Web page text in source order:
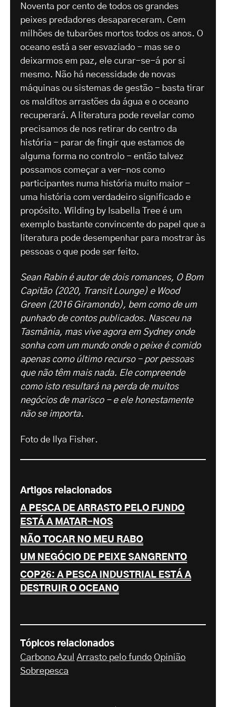
Noventa por cento de todos os grandes
peixes predadores desapareceram. Cem
milhões de tubarões mortos todos os anos. O
oceano está a ser esvaziado - mas se o
deixarmos em paz, ele curar-se-á por si
mesmo. Não há necessidade de novas
máquinas ou sistemas de gestão - basta tirar
os malditos arrastões da água e o oceano
recuperará. A literatura pode revelar como
precisamos de nos retirar do centro da
história - parar de fingir que estamos de
alguma forma no controlo - então talvez
possamos começar a ver-nos como
participantes numa história muito maior -
uma história com verdadeiro significado e
propósito. Wilding by Isabella Tree é um
exemplo bastante convincente do papel que a
literatura pode desempenhar para mostrar às
pessoas o que pode ser feito.
Sean Rabin é autor de dois romances, O Bom
Capitão (2020, Transit Lounge) e Wood
Green (2016 Giramondo), bem como de um
punhado de contos publicados. Nasceu na
Tasmânia, mas vive agora em Sydney onde
sonha com um mundo onde o peixe é comido
apenas como último recurso - por pessoas
que não têm mais nada. Ele compreende
como isto resultará na perda de muitos
negócios de marisco - e ele honestamente
não se importa.
Foto de Ilya Fisher.
Artigos relacionados
A PESCA DE ARRASTO PELO FUNDO
ESTÁ A MATAR-NOS
NÃO TOCAR NO MEU RABO
UM NEGÓCIO DE PEIXE SANGRENTO
COP26: A PESCA INDUSTRIAL ESTÁ A
DESTRUIR O OCEANO
Tópicos relacionados
Carbono Azul Arrasto pelo fundo Opinião
Sobrepesca